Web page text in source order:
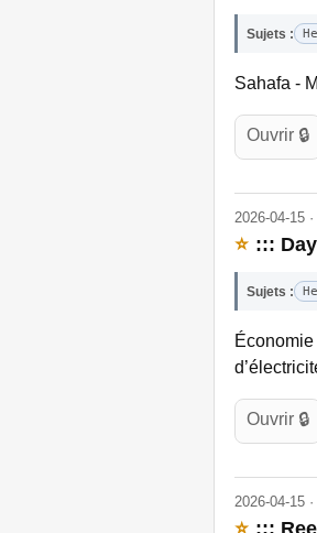
Sujets :
Sahafa -
Ouvrir 🔒
2026-04-15
⭐ :::
Sujets :
Ouvrir 🔒
2026-04-15